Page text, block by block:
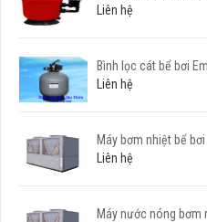
Liên hệ
Bình lọc cát bể bơi
Liên hệ
Máy bơm nhiệt bể bơi
Liên hệ
Máy nước nóng bơm